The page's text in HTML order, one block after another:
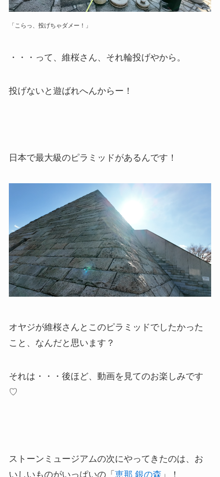
「こらっ、投げちゃダメー！」
・・・って、維桜さん、それ輪投げやから。
投げないと遊ばれへんからー！
日本で最大級のピラミッドがあるんです！
オヤジが維桜さんとこのピラミッドでしたかった
こと、なんだと思います？
それは・・・後ほど、動画を見てのお楽しみです
♡
ストーンミュージアムの次にやってきたのは、お
いしいものがいっぱいの「 恵那 銀の森 」！